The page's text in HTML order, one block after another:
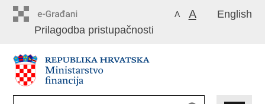
sadržaj
English
A A
Prilagodba pristupačnosti